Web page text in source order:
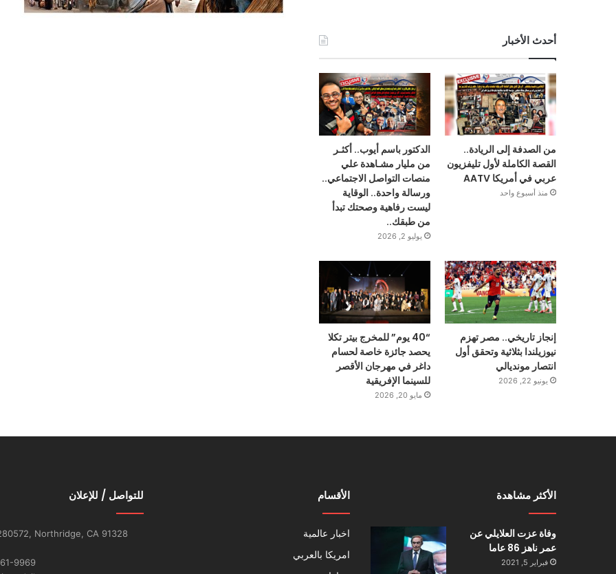
أحدث الأخبار
من الصدفة إلى الريادة..
القصة الكاملة لأول تليفزيون
عربي في أمريكا AATV
منذ أسبوع واحد
الدكتور باسم أيوب.. أكثـر
من مليار مشـاهدة علي
منصات التواصل الاجتماعي..
ورسالة واحدة.. الوقاية
ليست رفاهية وصحتك تبدأ
من طبقك..
يوليو 2, 2026
إنجاز تاريخي.. مصر تهزم
نيوزيلندا بثلاثية وتحقق أول
انتصار مونديالي
يونيو 22, 2026
“40 يوم” للمخرج بيتر تكلا
يحصد جائزة خاصة لحسام
داغر في مهرجان الأقصر
للسينما الإفريقية
مايو 20, 2026
الأكثر مشاهدة
وفاة عزت العلايلي عن
عمر ناهز 86 عاما
فبراير 5, 2021
الأقسام
اخبار عالمية
امريكا بالعربي
للتواصل / للإعلان
Northridge, CA 91328
9969